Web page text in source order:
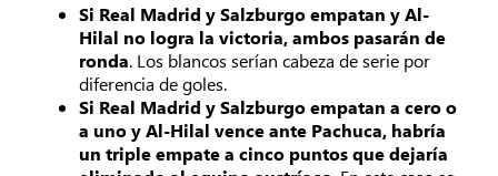
Si Real Madrid y Salzburgo empatan y Al-
Hilal no logra la victoria, ambos pasarán de
ronda. Los blancos serían cabeza de serie por
diferencia de goles.
Si Real Madrid y Salzburgo empatan a cero o
a uno y Al-Hilal vence ante Pachuca, habría
un triple empate a cinco puntos que dejaría